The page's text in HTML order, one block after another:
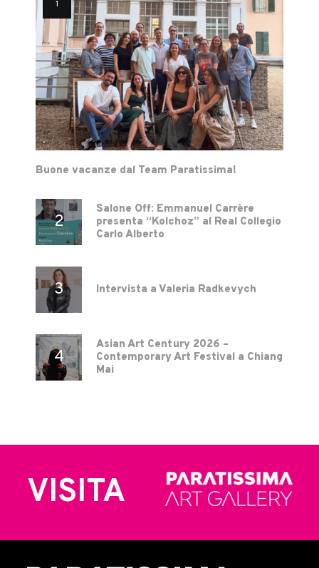
Buone vacanze dal Team Paratissima!
Salone Off: Emmanuel Carrère
presenta “Kolchoz” al Real Collegio
Carlo Alberto
Intervista a Valeria Radkevych
Asian Art Century 2026 –
Contemporary Art Festival a Chiang
Mai
VISITA